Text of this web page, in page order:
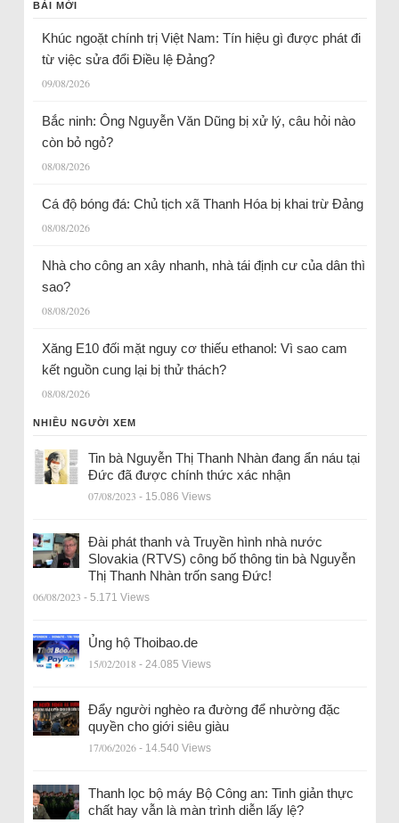
BÀI MỚI
Khúc ngoặt chính trị Việt Nam: Tín hiệu gì được phát đi
từ việc sửa đổi Điều lệ Đảng?
09/08/2026
Bắc ninh: Ông Nguyễn Văn Dũng bị xử lý, câu hỏi nào
còn bỏ ngỏ?
08/08/2026
Cá độ bóng đá: Chủ tịch xã Thanh Hóa bị khai trừ Đảng
08/08/2026
Nhà cho công an xây nhanh, nhà tái định cư của dân thì
sao?
08/08/2026
Xăng E10 đối mặt nguy cơ thiếu ethanol: Vì sao cam
kết nguồn cung lại bị thử thách?
08/08/2026
NHIỀU NGƯỜI XEM
Tin bà Nguyễn Thị Thanh Nhàn đang ẩn náu tại
Đức đã được chính thức xác nhận
07/08/2023 - 15.086 Views
Đài phát thanh và Truyền hình nhà nước
Slovakia (RTVS) công bố thông tin bà Nguyễn
Thị Thanh Nhàn trốn sang Đức!
06/08/2023 - 5.171 Views
Ủng hộ Thoibao.de
15/02/2018 - 24.085 Views
Đẩy người nghèo ra đường để nhường đặc
quyền cho giới siêu giàu
17/06/2026 - 14.540 Views
Thanh lọc bộ máy Bộ Công an: Tinh giản thực
chất hay vẫn là màn trình diễn lấy lệ?